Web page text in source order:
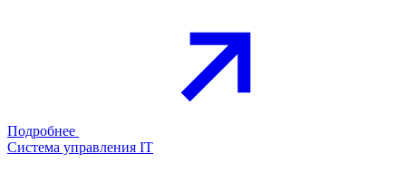
Подробнее
Система управления IT